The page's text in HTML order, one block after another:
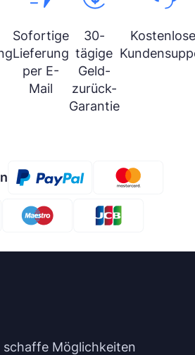
Sofortige
Lieferung
per E-
Mail
30-
tägige
Geld-
zurück-
Garantie
schaffe Möglichkeiten